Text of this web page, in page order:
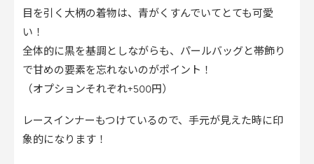
目を引く大柄の着物は、青がくすんでいてとても可愛
い！
全体的に黒を基調としながらも、パールバッグと帯飾り
で甘めの要素を忘れないのがポイント！
（オプションそれぞれ+500円）
レースインナーもつけているので、手元が見えた時に印
象的になります！